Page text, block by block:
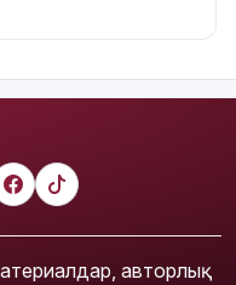
авторлық